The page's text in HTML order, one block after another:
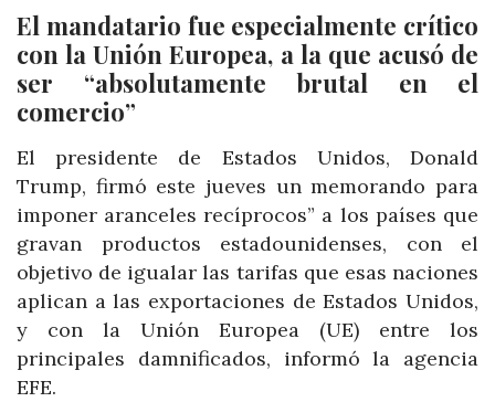
El mandatario fue especialmente crítico
con la Unión Europea, a la que acusó de
ser “absolutamente brutal en el
comercio”
El presidente de Estados Unidos, Donald
Trump, firmó este jueves un memorando para
imponer aranceles recíprocos” a los países que
gravan productos estadounidenses, con el
objetivo de igualar las tarifas que esas naciones
aplican a las exportaciones de Estados Unidos,
y con la Unión Europea (UE) entre los
principales damnificados, informó la agencia
EFE.